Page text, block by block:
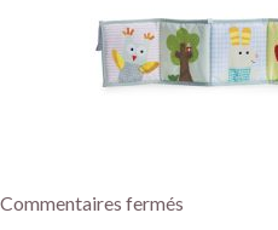
Commentaires fermés